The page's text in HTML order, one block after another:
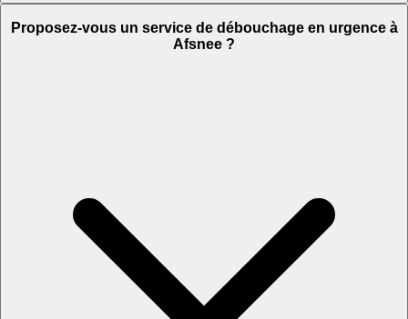
Proposez-vous un service de débouchage en urgence à
Afsnee ?